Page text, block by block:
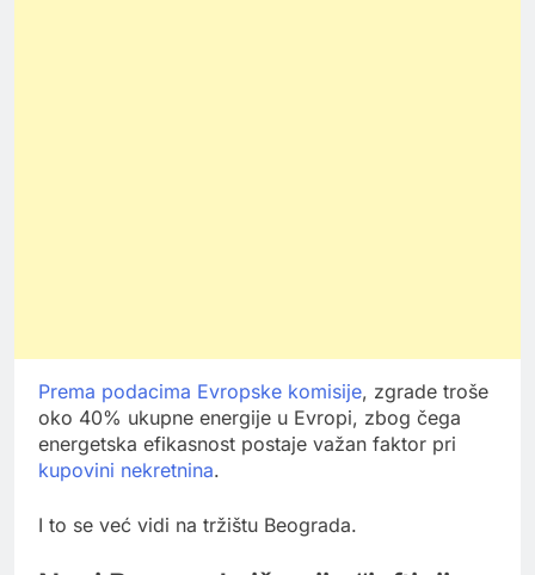
Prema podacima Evropske komisije, zgrade troše
oko 40% ukupne energije u Evropi, zbog čega
energetska efikasnost postaje važan faktor pri
kupovini nekretnina.
I to se već vidi na tržištu Beograda.